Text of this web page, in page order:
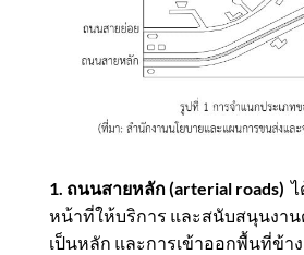
1. ถนนสายหลัก (arterial roads) ไ
หน้าที่ให้บริการ และสนับสนุนงาน
เป็นหลัก และการเข้าออกพื้นที่ข้า